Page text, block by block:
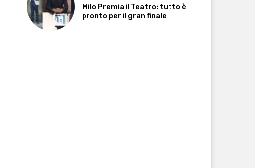
Milo Premia il Teatro: tutto è
pronto per il gran finale